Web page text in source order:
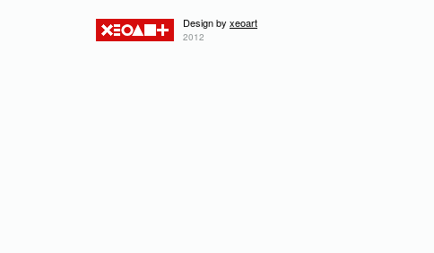
Design by xeoart
2012